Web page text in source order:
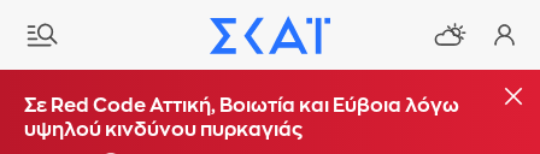
Σε Red Code Αττική, Βοιωτία και Εύβοια λόγω
υψηλού κινδύνου πυρκαγιάς